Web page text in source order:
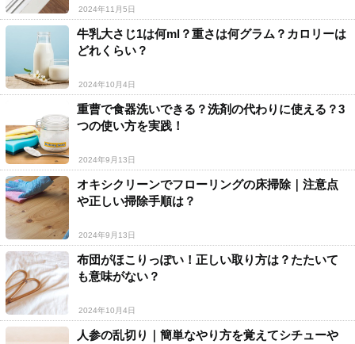
2024年11月5日
牛乳大さじ1は何ml？重さは何グラム？カロリーは
どれくらい？
2024年10月4日
重曹で食器洗いできる？洗剤の代わりに使える？3
つの使い方を実践！
2024年9月13日
オキシクリーンでフローリングの床掃除｜注意点
や正しい掃除手順は？
2024年9月13日
布団がほこりっぽい！正しい取り方は？たたいて
も意味がない？
2024年10月4日
人参の乱切り｜簡単なやり方を覚えてシチューや